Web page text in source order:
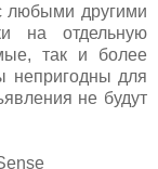
любыми другими
на отдельную
так и более
непригодны для
не будут